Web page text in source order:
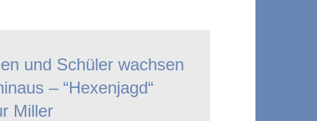
und Schüler wachsen
– “Hexenjagd“
Miller